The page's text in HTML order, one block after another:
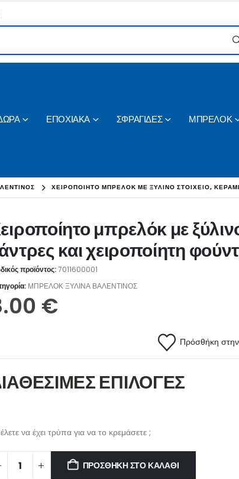
ΕΠΟΧΙΑΚΑ ΣΦΡΑΓΙΔΕΣ ΜΠΡΕΛΟΚ
ΧΕΙΡΟΠΟΊΗΤΟ ΜΠΡΕΛΌΚ ΜΕ ΞΎΛΙΝΟ ΣΤΟΙΧΕΊΟ,
μπρελόκ με
και χειροποίητη
προϊόντος:7011600001
ΜΠΡΕΛΟΚ ΞΥΛΙΝΑ ΒΑΛΕΝΤΙΝΟΣ
€
Πρόσθήκη στην
ΕΠΙΛΟΓΕΣ
να έχει τρύπα για να το κρεμάσετε ;
ΠΡΟΣΘΉΚΗ ΣΤΟ ΚΑΛΆΘΙ